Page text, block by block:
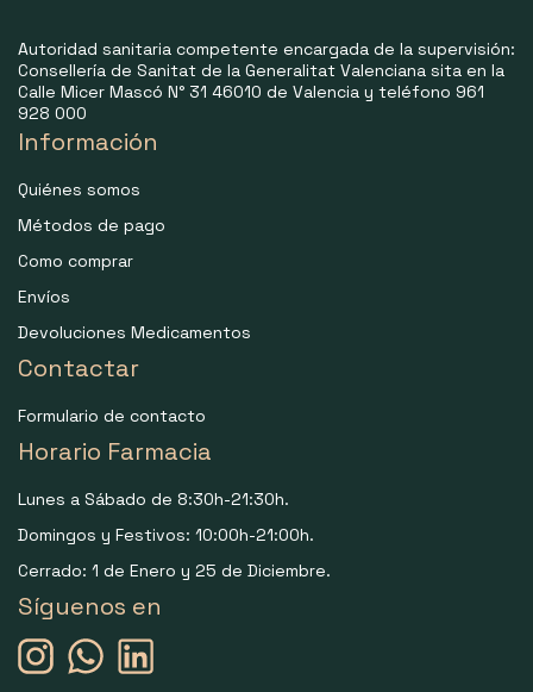
Autoridad sanitaria competente encargada de la supervisión:
Consellería de Sanitat de la Generalitat Valenciana sita en la
Calle Micer Mascó N° 31 46010 de Valencia y teléfono 961
928 000
Información
Quiénes somos
Métodos de pago
Como comprar
Envíos
Devoluciones Medicamentos
Contactar
Formulario de contacto
Horario Farmacia
Lunes a Sábado de 8:30h-21:30h.
Domingos y Festivos: 10:00h-21:00h.
Cerrado: 1 de Enero y 25 de Diciembre.
Síguenos en